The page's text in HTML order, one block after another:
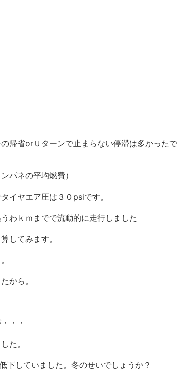
帰省orＵターンで止まらない停滞は多かったで
パネの平均燃費）
イヤエア圧は３０psiです。
わｋｍまでで流動的に走行しました
してみます。
から。
・・
た。
下していました。冬のせいでしょうか？